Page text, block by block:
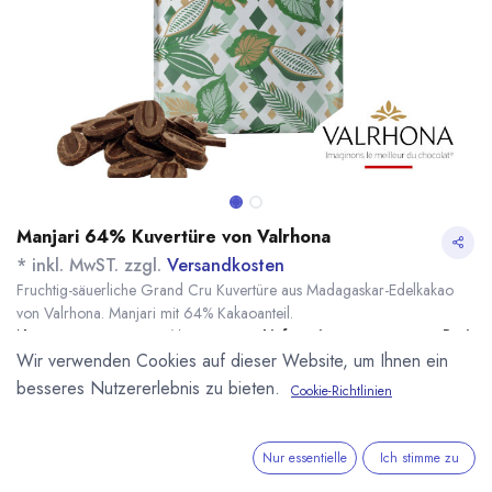
Manjari 64% Kuvertüre von Valrhona
* inkl. MwST. zzgl. Versandkosten
Fruchtig-säuerliche Grand Cru Kuvertüre aus Madagaskar-Edelkakao
von Valrhona. Manjari mit 64% Kakaoanteil.
Name Menge Lieferzeit
Preis
[170017] 250g
Manjari 64%
Valrhona
sofort lieferbar 15,50 €*
(62,00
sofort lieferbar 20,50€*
(41,00€/1 kg
Wir verwenden Cookies auf dieser Website, um Ihnen ein
besseres Nutzererlebnis zu bieten.
Cookie-Richtlinien
Nur essentielle Ich stimme zu